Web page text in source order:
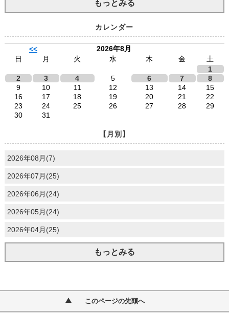
もっとみる
カレンダー
<<
2026年8月
日
月 火 水 木 金
土
1
2
3 4 5 6 7
8
9
10 11 12 13 14
15
16
17 18 19 20 21
22
23
24 25 26 27 28
29
30
31
【月別】
2026年08月(7)
2026年07月(25)
2026年06月(24)
2026年05月(24)
2026年04月(25)
もっとみる
このページの先頭へ